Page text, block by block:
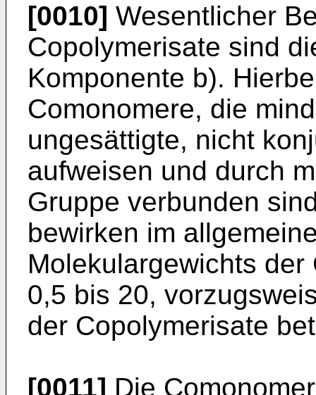
[0010] Wesentlicher
Copolymerisate sind
Komponente b).
Comonomere, die
ungesättigte, nicht
aufweisen und durch
Gruppe verbunden
bewirken im
Molekulargewichts
0,5 bis 20,
der Copolymerisate
[0011] Die